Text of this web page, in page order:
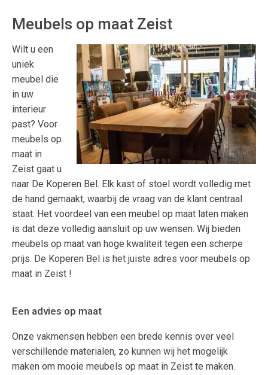
Meubels op maat Zeist
Wilt u een
uniek
meubel die
in uw
interieur
past? Voor
meubels op
maat in
Zeist gaat u
naar De Koperen Bel. Elk kast of stoel wordt volledig met
de hand gemaakt, waarbij de vraag van de klant centraal
staat. Het voordeel van een meubel op maat laten maken
is dat deze volledig aansluit op uw wensen. Wij bieden
meubels op maat van hoge kwaliteit tegen een scherpe
prijs. De Koperen Bel is het juiste adres voor meubels op
maat in Zeist !
Een advies op maat
Onze vakmensen hebben een brede kennis over veel
verschillende materialen, zo kunnen wij het mogelijk
maken om mooie meubels op maat in Zeist te maken.